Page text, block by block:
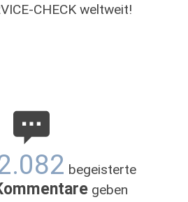
CHECK weltweit!
begeisterte
geben